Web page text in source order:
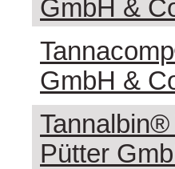
GmbH &
GmbH &
Pütter